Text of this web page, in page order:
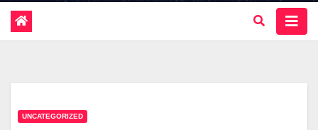
UNCATEGORIZED